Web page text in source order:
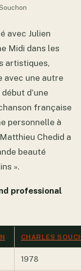
avec Julien
Midi dans les
artistiques,
avec une autre
d’une
française
personnelle à
Chedid a
beauté
».
professional
CHARLES
1978